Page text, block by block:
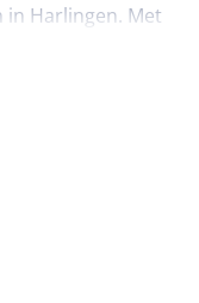
Harlingen. Met
ANWB borden
en
bij een van